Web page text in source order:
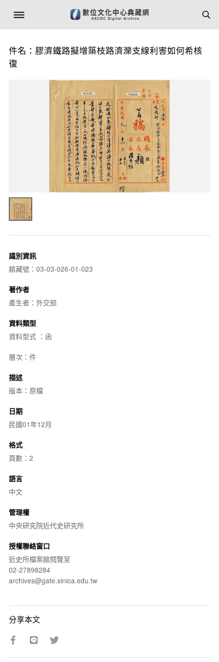
件名：膠濟鐵路擬增築枝路濟灤支線利害如何希核
復
識別資訊
館藏號：03-03-026-01-023
著作者
產生者：外交部
資料類型
資料型式 ：函
層次：件
描述
版本：原檔
日期
民國01年12月
格式
頁數：2
語言
中文
管理權
中央研究院近代史研究所
授權聯絡窗口
近史所檔案館閱覽室
02-27898284
archives@gate.sinica.edu.tw
分享本文